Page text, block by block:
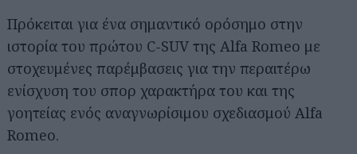
Πρόκειται για ένα σημαντικό ορόσημο στην
ιστορία του πρώτου C-SUV της Alfa Romeo με
στοχευμένες παρέμβασεις για την περαιτέρω
ενίσχυση του σπορ χαρακτήρα του και της
γοητείας ενός αναγνωρίσιμου σχεδιασμού Alfa
Romeo.